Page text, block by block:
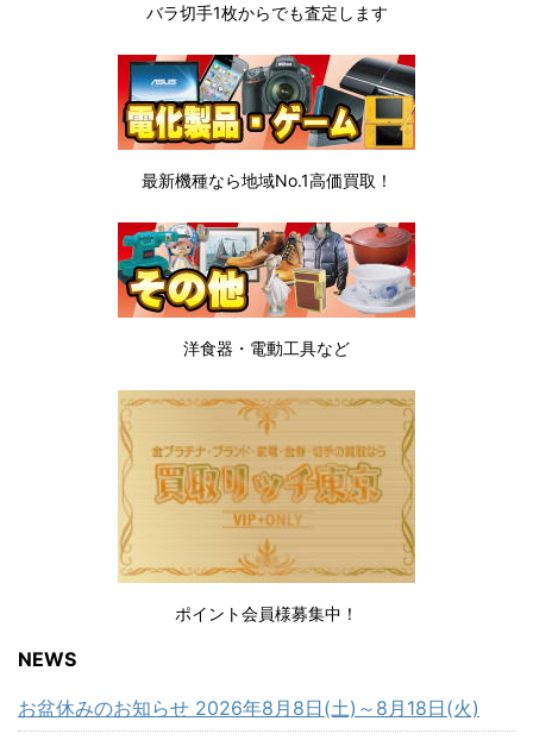
バラ切手1枚からでも査定します
最新機種なら地域No.1高価買取！
洋食器・電動工具など
ポイント会員様募集中！
NEWS
お盆休みのお知らせ 2026年8月8日(土)～8月18日(火)